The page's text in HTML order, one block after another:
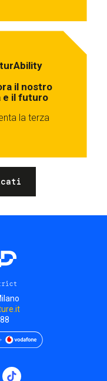
il nostro
e il futuro
la terza